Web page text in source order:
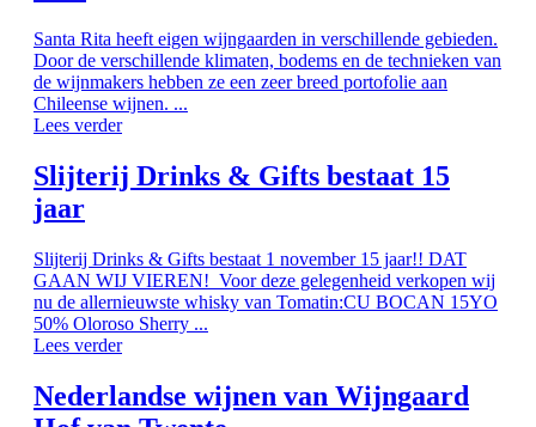
Santa Rita heeft eigen wijngaarden in verschillende gebieden.
Door de verschillende klimaten, bodems en de technieken van
de wijnmakers hebben ze een zeer breed portofolie aan
Chileense wijnen. ...
Lees verder
Slijterij Drinks & Gifts bestaat 15
jaar
Slijterij Drinks & Gifts bestaat 1 november 15 jaar!! DAT
GAAN WIJ VIEREN! Voor deze gelegenheid verkopen wij
nu de allernieuwste whisky van Tomatin:CU BOCAN 15YO
50% Oloroso Sherry ...
Lees verder
Nederlandse wijnen van Wijngaard